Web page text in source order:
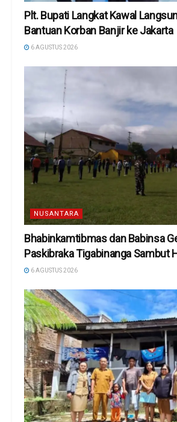
Plt. Bupati Langkat Kawal
Bantuan Korban Banjir ke Jakarta
6 AGUSTUS 2026
NUSANTARA
Bhabinkamtibmas dan Babinsa
Paskibraka Tigabinanga Sambut
6 AGUSTUS 2026